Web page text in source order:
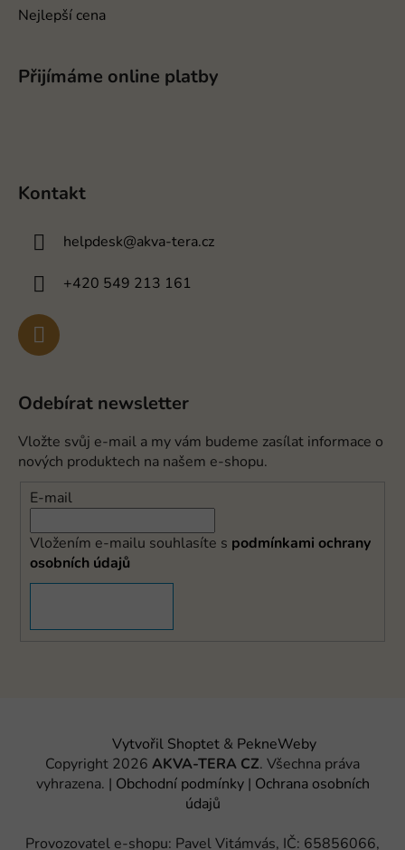
Nejlepší cena
Přijímáme online platby
Kontakt
helpdesk@akva-tera.cz
+420 549 213 161
Odebírat newsletter
Vložte svůj e-mail a my vám budeme zasílat informace o
nových produktech na našem e-shopu.
E-mail
Vložením e-mailu souhlasíte s podmínkami ochrany
osobních údajů
Vytvořil Shoptet& PekneWeby
Copyright 2026 AKVA-TERA CZ. Všechna práva
vyhrazena. | Obchodní podmínky| Ochrana osobních
údajů
Provozovatel e-shopu: Pavel Vitámvás, IČ: 65856066,